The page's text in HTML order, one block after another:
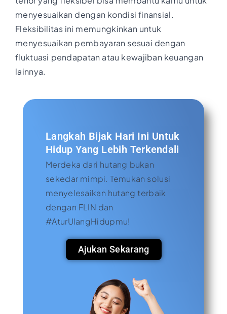
menyesuaikan dengan kondisi finansial.
Fleksibilitas ini memungkinkan untuk
menyesuaikan pembayaran sesuai dengan
fluktuasi pendapatan atau kewajiban keuangan
lainnya.
Langkah Bijak Hari Ini Untuk
Hidup Yang Lebih Terkendali
Merdeka dari hutang bukan
sekedar mimpi. Temukan solusi
menyelesaikan hutang terbaik
dengan FLIN dan
#AturUlangHidupmu!
Ajukan Sekarang